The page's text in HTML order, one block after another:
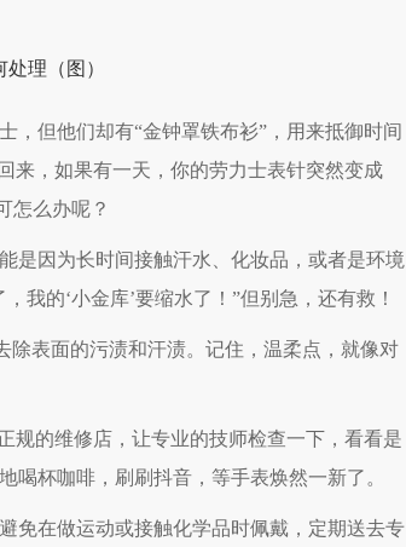
但他们却有“金钟罩铁布衫”，用来抵御时间
来，如果有一天，你的劳力士表针突然变成
怎么办呢？
因为长时间接触汗水、化妆品，或者是环境
我的‘小金库’要缩水了！”但别急，还有救！
表面的污渍和汗渍。记住，温柔点，就像对
的维修店，让专业的技师检查一下，看看是
喝杯咖啡，刷刷抖音，等手表焕然一新了。
在做运动或接触化学品时佩戴，定期送去专